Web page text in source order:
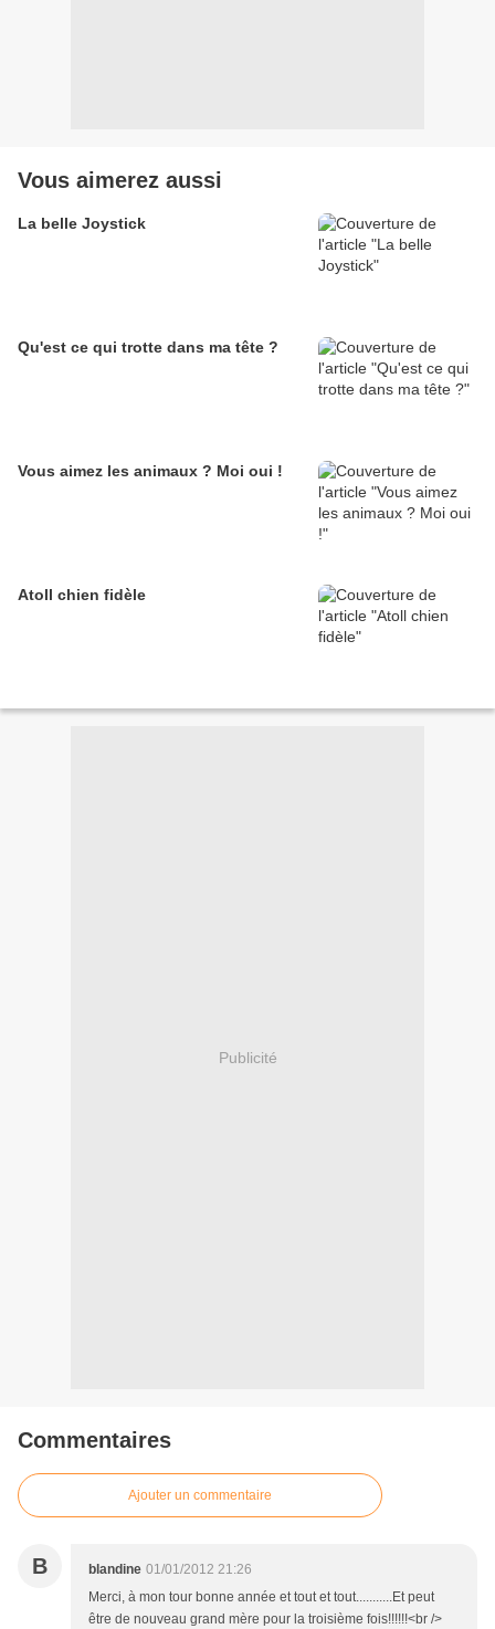
Vous aimerez aussi
La belle Joystick
Qu'est ce qui trotte dans ma tête ?
Vous aimez les animaux ? Moi oui !
Atoll chien fidèle
Publicité
Commentaires
Ajouter un commentaire
B blandine 01/01/2012 21:26
Merci, à mon tour bonne année et tout et tout...........Et peut
être de nouveau grand mère pour la troisième fois!!!!!!<br />